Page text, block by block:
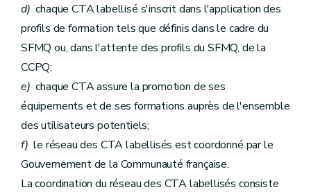
d) chaque CTA labellisé s'inscrit dans l'application des
profils de formation tels que définis dans le cadre du
SFMQ ou, dans l'attente des profils du SFMQ, de la
CCPQ;
e) chaque CTA assure la promotion de ses
équipements et de ses formations auprès de l'ensemble
des utilisateurs potentiels;
f) le réseau des CTA labellisés est coordonné par le
Gouvernement de la Communauté française.
La coordination du réseau des CTA labellisés consiste